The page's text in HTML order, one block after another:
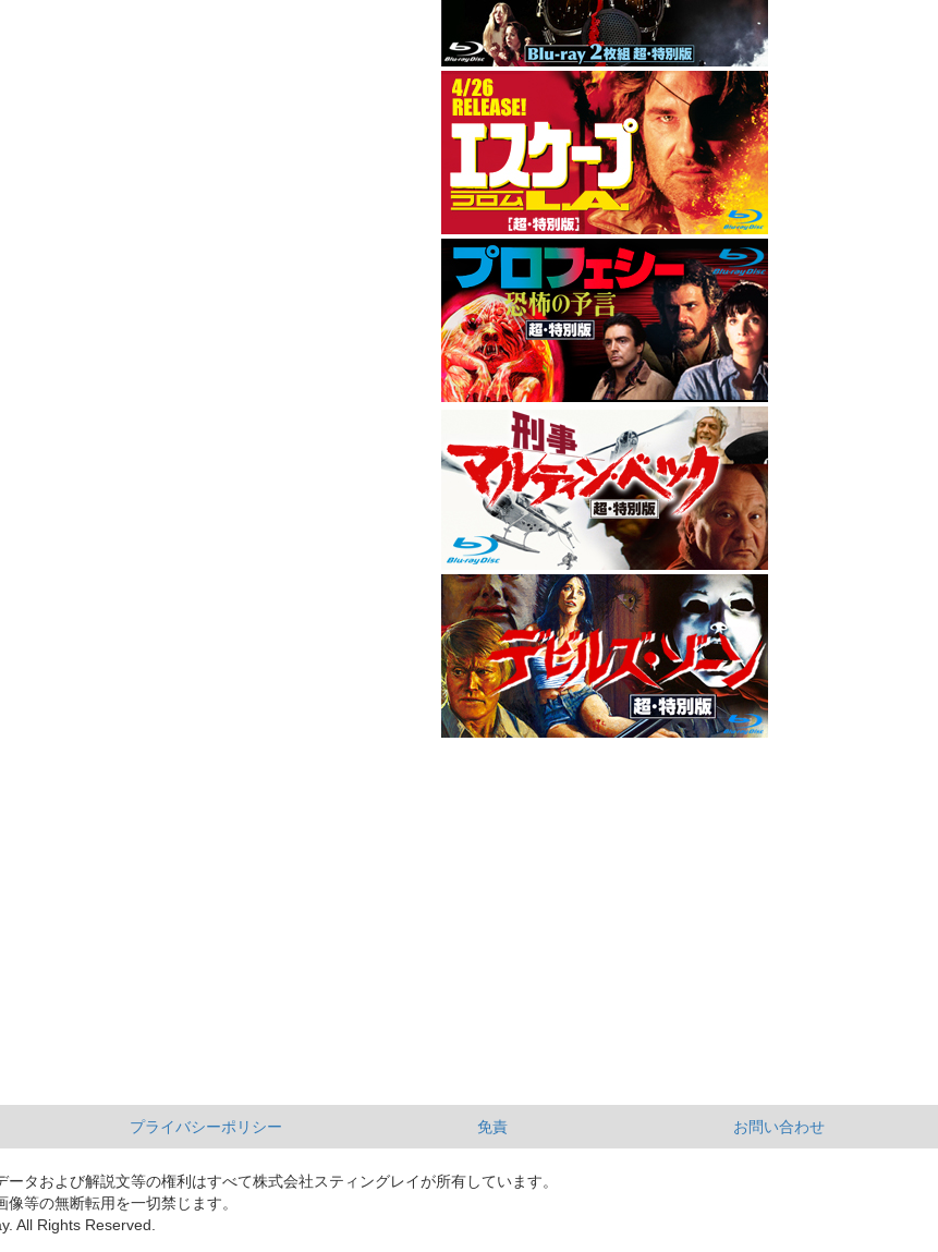
プライバシーポリシー 免責 お問い合わせ
ータおよび解説文等の権利はすべて株式会社スティングレイが所有しています。
等の無断転用を一切禁じます。
All Rights Reserved.